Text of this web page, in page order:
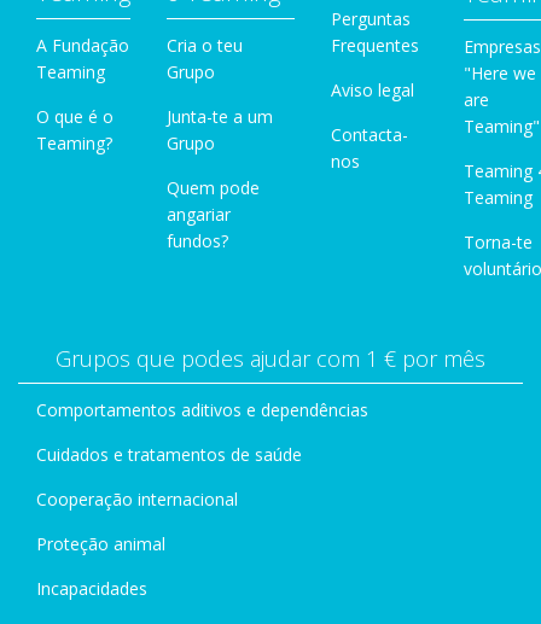
A Fundação
Teaming
O que é o
Teaming?
Cria o teu
Grupo
Junta-te a um
Grupo
Quem pode
angariar
fundos?
Perguntas
Frequentes
Aviso legal
Contacta-
nos
Empresas
"Here we
are
Teaming"
Teaming
Teaming
Torna-te
Grupos que podes ajudar com 1 € por mês
Comportamentos aditivos e dependências
Cuidados e tratamentos de saúde
Cooperação internacional
Proteção animal
Incapacidades